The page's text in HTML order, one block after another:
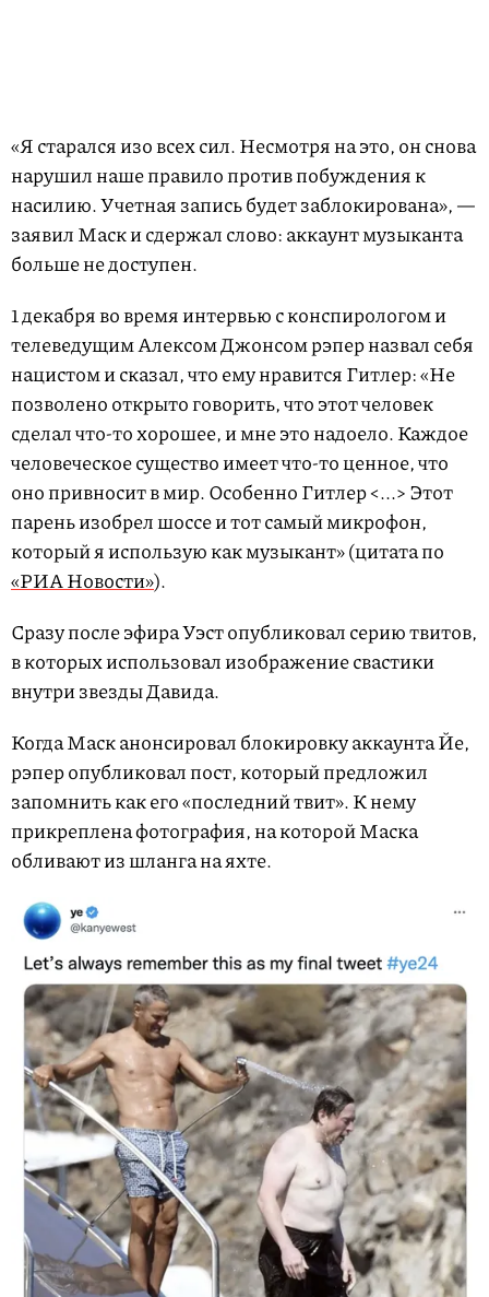
«Я старался изо всех сил. Несмотря на это, он снова
нарушил наше правило против побуждения к
насилию. Учетная запись будет заблокирована», —
заявил Маск и сдержал слово: аккаунт музыканта
больше не доступен.
1 декабря во время интервью с конспирологом и
телеведущим Алексом Джонсом рэпер назвал себя
нацистом и сказал, что ему нравится Гитлер: «Не
позволено открыто говорить, что этот человек
сделал что-то хорошее, и мне это надоело. Каждое
человеческое существо имеет что-то ценное, что
оно привносит в мир. Особенно Гитлер <...> Этот
парень изобрел шоссе и тот самый микрофон,
который я использую как музыкант» (цитата по
«РИА Новости»).
Сразу после эфира Уэст опубликовал серию твитов,
в которых использовал изображение свастики
внутри звезды Давида.
Когда Маск анонсировал блокировку аккаунта Йе,
рэпер опубликовал пост, который предложил
запомнить как его «последний твит». К нему
прикреплена фотография, на которой Маска
обливают из шланга на яхте.